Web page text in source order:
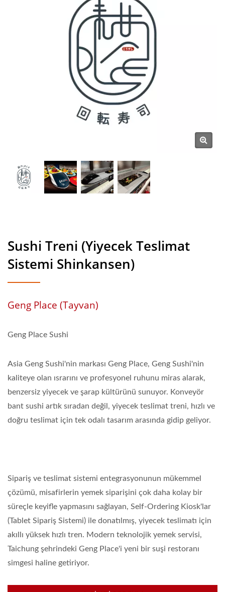
Sushi Treni (Yiyecek Teslimat
Sistemi Shinkansen)
Geng Place (Tayvan)
Geng Place Sushi
Asia Geng Sushi'nin markası Geng Place, Geng Sushi'nin
kaliteye olan ısrarını ve profesyonel ruhunu miras alarak,
benzersiz yiyecek ve şarap kültürünü sunuyor. Konveyör
bant sushi artık sıradan değil, yiyecek teslimat treni, hızlı ve
doğru teslimat için tek odalı tasarım arasında gidip geliyor.
Sipariş ve teslimat sistemi entegrasyonunun mükemmel
çözümü, misafirlerin yemek siparişini çok daha kolay bir
süreçle keyifle yapmasını sağlayan, Self-Ordering Kiosk'lar
(Tablet Sipariş Sistemi) ile donatılmış, yiyecek teslimatı için
akıllı yüksek hızlı tren. Modern teknolojik yemek servisi,
Taichung şehrindeki Geng Place'i yeni bir suşi restoranı
simgesi haline getiriyor.